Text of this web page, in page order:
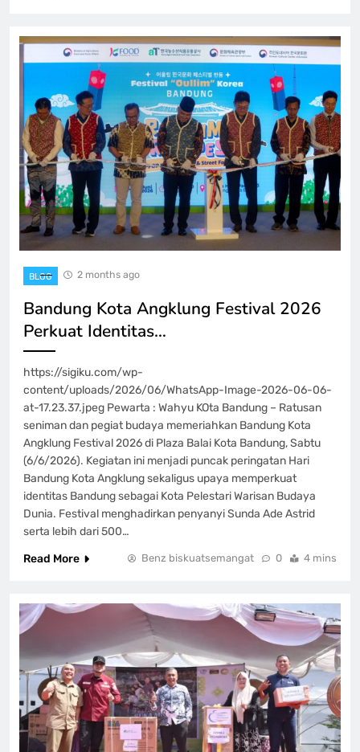
BLOG 2 months ago
Bandung Kota Angklung Festival 2026
Perkuat Identitas…
https://sigiku.com/wp-
content/uploads/2026/06/WhatsApp-Image-2026-06-06-
at-17.23.37.jpeg Pewarta : Wahyu KOta Bandung – Ratusan
seniman dan pegiat budaya memeriahkan Bandung Kota
Angklung Festival 2026 di Plaza Balai Kota Bandung, Sabtu
(6/6/2026). Kegiatan ini menjadi puncak peringatan Hari
Bandung Kota Angklung sekaligus upaya memperkuat
identitas Bandung sebagai Kota Pelestari Warisan Budaya
Dunia. Festival menghadirkan penyanyi Sunda Ade Astrid
serta lebih dari 500…
Read More
Benz biskuatsemangat 0 4 mins